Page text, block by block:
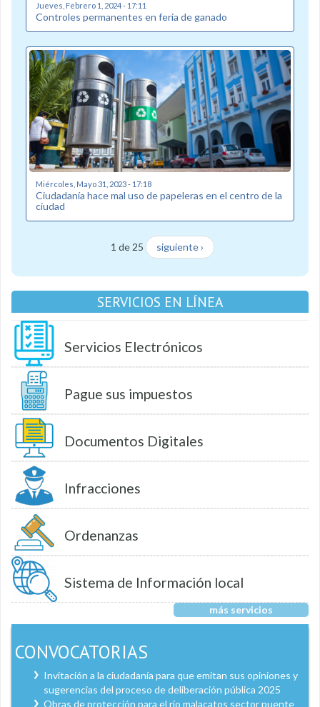
Jueves, Febrero 1, 2024 - 17:11
Controles permanentes en feria de ganado
Miércoles, Mayo 31, 2023 - 17:18
Ciudadanía hace mal uso de papeleras en el centro de la
ciudad
1 de 25 siguiente ›
SERVICIOS EN LÍNEA
Servicios Electrónicos
Pague sus impuestos
Documentos Digitales
Infracciones
Ordenanzas
Sistema de Información local
más servicios
CONVOCATORIAS
Invitación a la ciudadanía para que emitan sus opiniones y
sugerencias del proceso de deliberación pública 2025
Obras de protección para el río malacatos sector puente